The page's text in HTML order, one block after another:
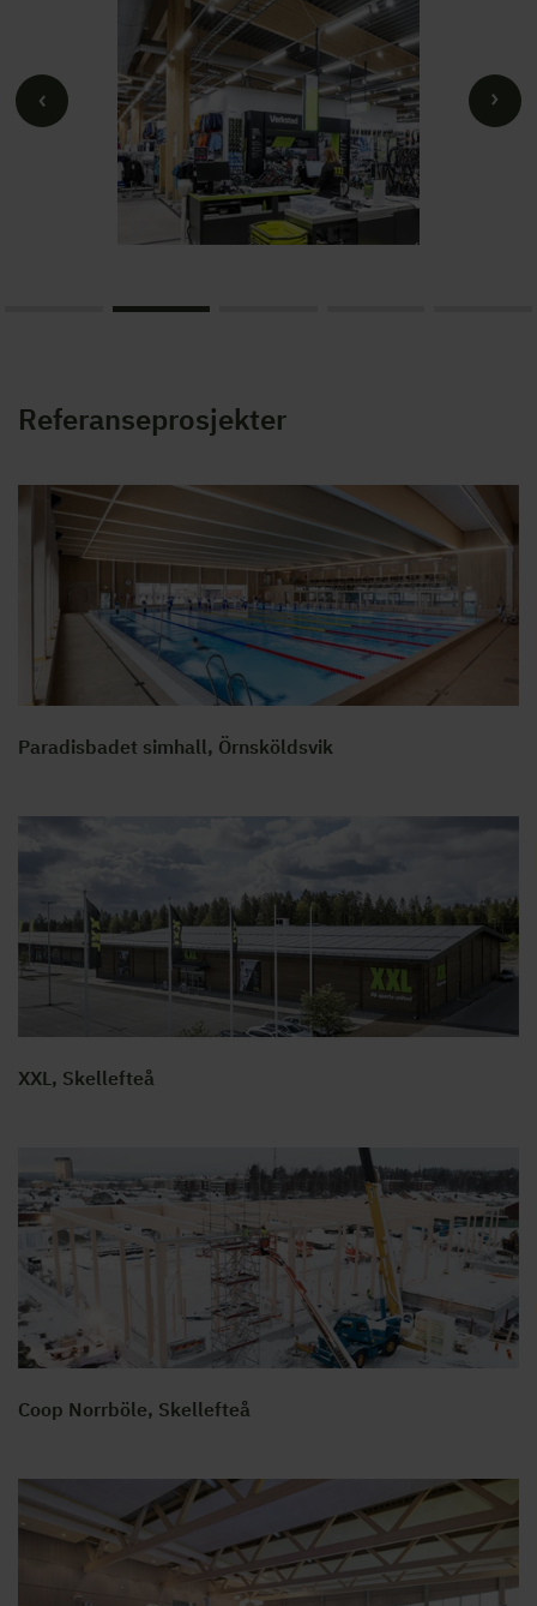
Referanseprosjekter
Paradisbadet simhall, Örnsköldsvik
XXL, Skellefteå
Coop Norrböle, Skellefteå